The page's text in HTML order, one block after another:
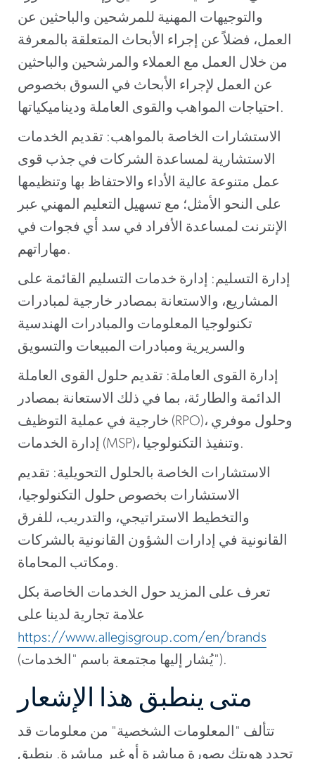
والتوجيهات المهنية للمرشحين والباحثين عن
العمل، فضلاً عن إجراء الأبحاث المتعلقة بالمعرفة
من خلال العمل مع العملاء والمرشحين والباحثين
عن العمل لإجراء الأبحاث في السوق بخصوص
احتياجات المواهب والقوى العاملة وديناميكياتها.
الاستشارات الخاصة بالمواهب: تقديم الخدمات
الاستشارية لمساعدة الشركات في جذب قوى
عمل متنوعة عالية الأداء والاحتفاظ بها وتنظيمها
على النحو الأمثل؛ مع تسهيل التعليم المهني عبر
الإنترنت لمساعدة الأفراد في سد أي فجوات في
مهاراتهم.
إدارة التسليم: إدارة خدمات التسليم القائمة على
المشاريع، والاستعانة بمصادر خارجية لمبادرات
تكنولوجيا المعلومات والمبادرات الهندسية
والسريرية ومبادرات المبيعات والتسويق
إدارة القوى العاملة: تقديم حلول القوى العاملة
الدائمة والطارئة، بما في ذلك الاستعانة بمصادر
خارجية في عملية التوظيف (RPO)، وحلول موفري
إدارة الخدمات (MSP)، وتنفيذ التكنولوجيا.
الاستشارات الخاصة بالحلول التحويلية: تقديم
الاستشارات بخصوص حلول التكنولوجيا،
والتخطيط الاستراتيجي، والتدريب، للفرق
القانونية في إدارات الشؤون القانونية بالشركات
ومكاتب المحاماة.
تعرف على المزيد حول الخدمات الخاصة بكل
علامة تجارية لدينا على
https://www.allegisgroup.com/en/brands
(يُشار إليها مجتمعة باسم "الخدمات").
متى ينطبق هذا الإشعار
تتألف "المعلومات الشخصية" من معلومات قد
تحدد هويتك بصورة مباشرة أو غير مباشرة. ينطبق